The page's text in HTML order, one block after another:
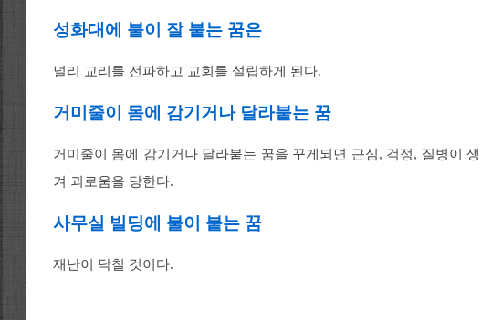
성화대에 불이 잘 붙는 꿈은
널리 교리를 전파하고 교회를 설립하게 된다.
거미줄이 몸에 감기거나 달라붙는 꿈
거미줄이 몸에 감기거나 달라붙는 꿈을 꾸게되면 근심, 걱정, 질병이 생
겨 괴로움을 당한다.
사무실 빌딩에 불이 붙는 꿈
재난이 닥칠 것이다.